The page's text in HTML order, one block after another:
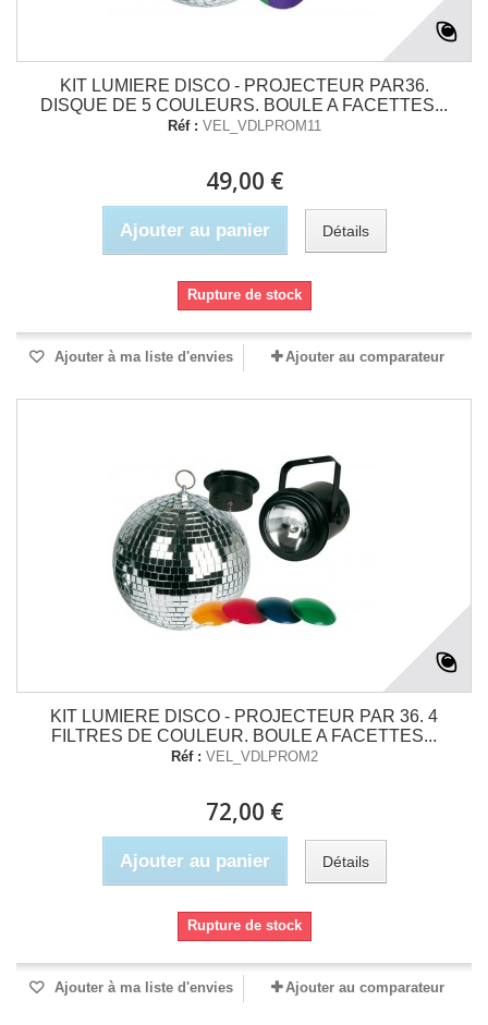
KIT LUMIERE DISCO - PROJECTEUR PAR36.
DISQUE DE 5 COULEURS. BOULE A FACETTES...
Réf : VEL_VDLPROM11
49,00 €
Ajouter au panier Détails
Rupture de stock
Ajouter à ma liste d'envies Ajouter au comparateur
KIT LUMIERE DISCO - PROJECTEUR PAR 36. 4
FILTRES DE COULEUR. BOULE A FACETTES...
Réf : VEL_VDLPROM2
72,00 €
Ajouter au panier Détails
Rupture de stock
Ajouter à ma liste d'envies Ajouter au comparateur